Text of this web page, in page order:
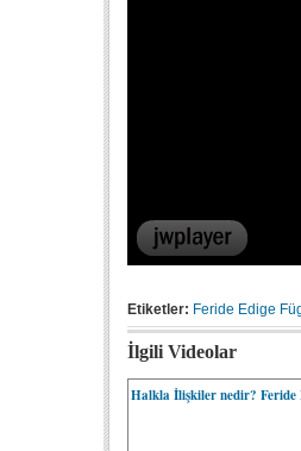
Etiketler: Feride Edige
İlgili Videolar
Halkla İlişkiler nedir? Feride